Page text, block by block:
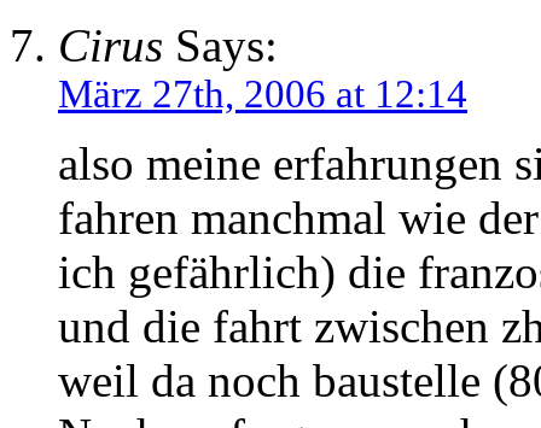
Cirus Says:
März 27th, 2006 at 12:14
also meine erfahrungen
fahren manchmal wie
ich gefährlich) die
und die fahrt zwischen
weil da noch baustelle